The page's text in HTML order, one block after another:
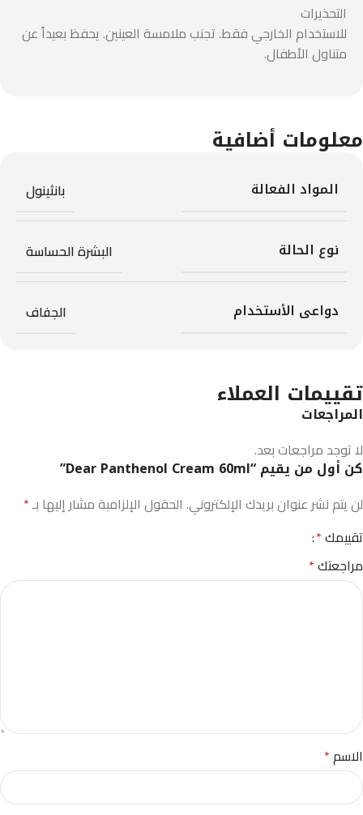
التحذيرات
للاستخدام الخارجي فقط. تجنب ملامسة العينين. يحفظ بعيداً عن
متناول الأطفال.
معلومات أضافية
المواد الفعالة بانثينول
نوع الحالة البشرة الحساسة
دواعى الأستخدام الجفاف
تقييمات العملاء
المراجعات
لا توجد مراجعات بعد.
كن أول من يقيم “Dear Panthenol Cream 60ml”
لن يتم نشر عنوان بريدك الإلكتروني. الحقول الإلزامية مشار إليها بـ*
تقييمك*
مراجعتك*
الاسم*